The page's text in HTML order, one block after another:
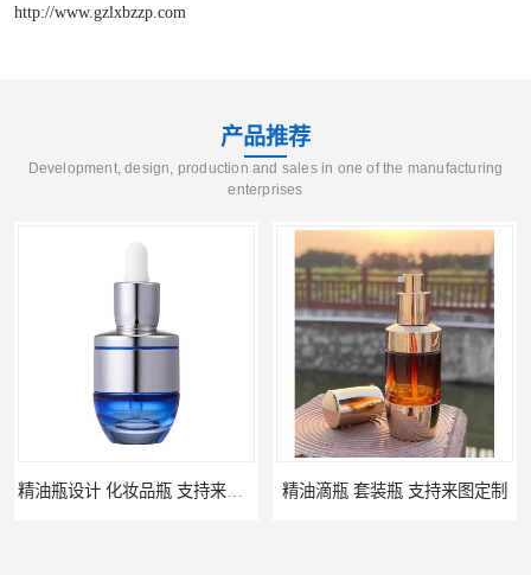
http://www.gzlxbzzp.com
产品推荐
Development, design, production and sales in one of the manufacturing
enterprises
精油滴瓶 套装瓶 支持来图定制